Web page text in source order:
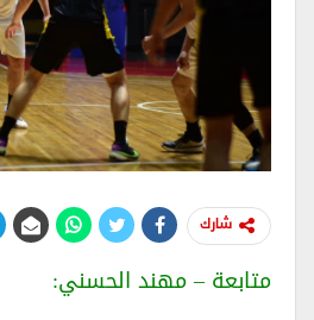
شارك
متابعة – مهند الحسني: